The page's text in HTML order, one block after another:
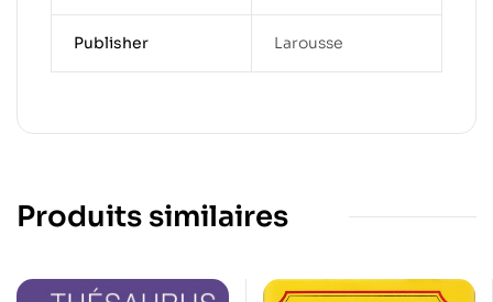
Publisher Larousse
Produits similaires